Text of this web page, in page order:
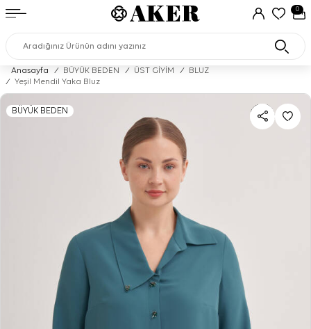
0
Anasayfa / BÜYÜK BEDEN / ÜST GİYİM /
BLUZ
/
Yeşil Mendil Yaka Bluz
BÜYÜK BEDEN